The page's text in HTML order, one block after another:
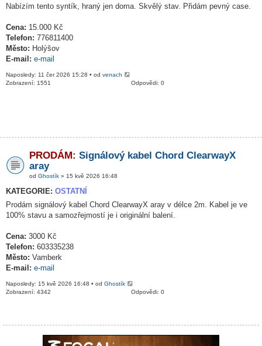
Nabízím tento syntík, hraný jen doma. Skvělý stav. Přidám pevný case.
Cena: 15.000 Kč
Telefon: 776811400
Město: Holýšov
E-mail: e-mail
Naposledy: 11 čer 2026 15:28 • od venach
Odpovědi: 0
Zobrazení: 1551
PRODÁM: Signálový kabel Chord ClearwayX
aray
od Ghostík » 15 kvě 2026 16:48
KATEGORIE: OSTATNÍ
Prodám signálový kabel Chord ClearwayX aray v délce 2m. Kabel je ve
100% stavu a samozřejmostí je i originální balení.
Cena: 3000 Kč
Telefon: 603335238
Město: Vamberk
E-mail: e-mail
Naposledy: 15 kvě 2026 16:48 • od Ghostík
Odpovědi: 0
Zobrazení: 4342